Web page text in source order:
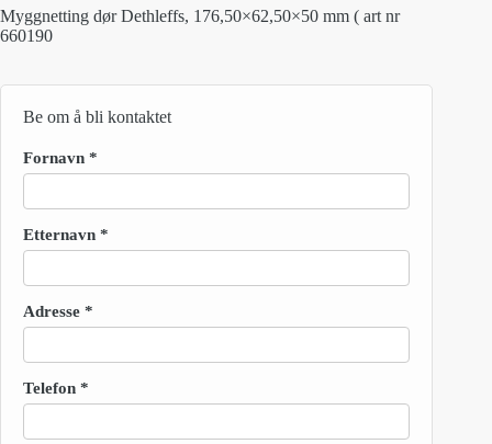
kr 6
kr 3
Myggnetting dør Dethleffs, 176,50×62,50×50 mm ( art nr
660190
Be om å bli kontaktet
Fornavn *
Etternavn *
Adresse *
Telefon *